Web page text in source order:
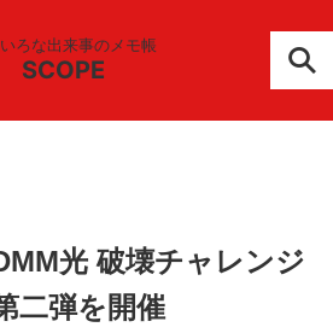
ろな出来事のメモ帳
SCOPE
光 破壊チャレンジ
二弾を開催